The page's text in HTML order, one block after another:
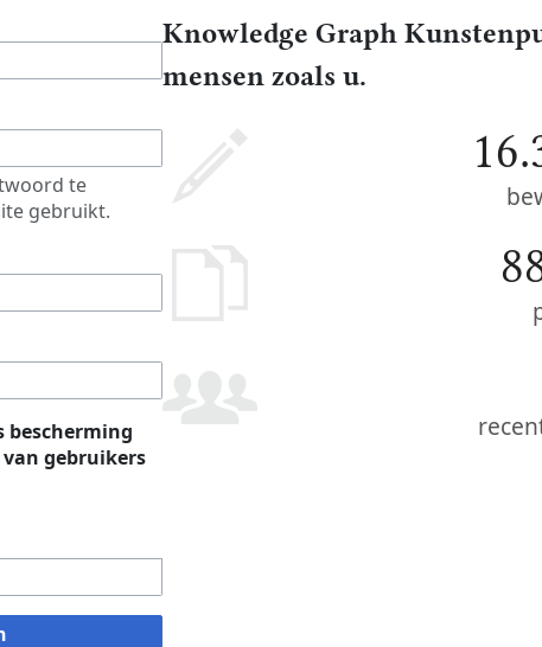
te
gebruikt.
bescherming
gebruikers
Knowledge Graph
mensen zoals u.